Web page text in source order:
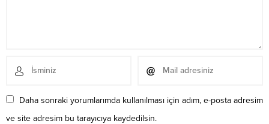
Daha sonraki yorumlarımda kullanılması için adım, e-posta adresim
ve site adresim bu tarayıcıya kaydedilsin.